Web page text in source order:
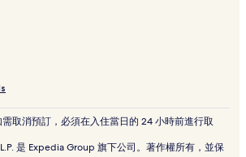
取消預訂，必須在入住當日的 24 小時前進行取
是 Expedia Group 旗下公司。著作權所有，並保